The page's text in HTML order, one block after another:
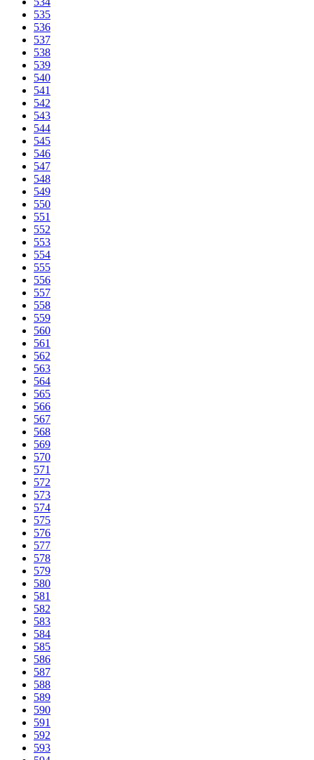
535
536
537
538
539
540
541
542
543
544
545
546
547
548
549
550
551
552
553
554
555
556
557
558
559
560
561
562
563
564
565
566
567
568
569
570
571
572
573
574
575
576
577
578
579
580
581
582
583
584
585
586
587
588
589
590
591
592
593